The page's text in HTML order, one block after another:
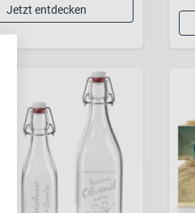
Jetzt entdecken